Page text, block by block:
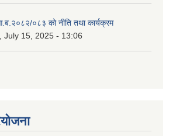
०८३ को नीति तथा कार्यक्रम
July 15, 2025 - 13:06